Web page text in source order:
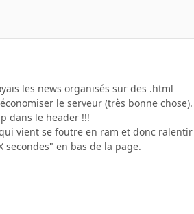
les news organisés sur des .html
le serveur (très bonne chose).
dans le header !!!
vient se foutre en ram et donc
secondes" en bas de la page.